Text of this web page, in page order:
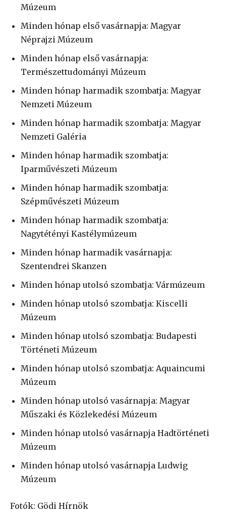
Múzeum
Minden hónap első vasárnapja: Magyar
Néprajzi Múzeum
Minden hónap első vasárnapja:
Természettudományi Múzeum
Minden hónap harmadik szombatja: Magyar
Nemzeti Múzeum
Minden hónap harmadik szombatja: Magyar
Nemzeti Galéria
Minden hónap harmadik szombatja:
Iparművészeti Múzeum
Minden hónap harmadik szombatja:
Szépművészeti Múzeum
Minden hónap harmadik szombatja:
Nagytétényi Kastélymúzeum
Minden hónap harmadik vasárnapja:
Szentendrei Skanzen
Minden hónap utolsó szombatja: Vármúzeum
Minden hónap utolsó szombatja: Kiscelli
Múzeum
Minden hónap utolsó szombatja: Budapesti
Történeti Múzeum
Minden hónap utolsó szombatja: Aquaincumi
Múzeum
Minden hónap utolsó vasárnapja: Magyar
Műszaki és Közlekedési Múzeum
Minden hónap utolsó vasárnapja Hadtörténeti
Múzeum
Minden hónap utolsó vasárnapja Ludwig
Múzeum
Fotók: Gödi Hírnök